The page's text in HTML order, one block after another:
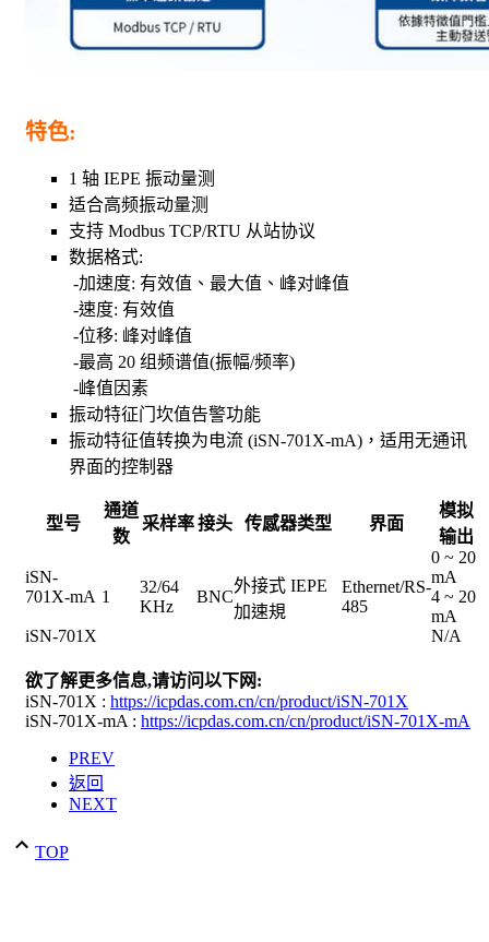
特色:
1 轴 IEPE 振动量测
适合高频振动量测
支持 Modbus TCP/RTU 从站协议
数据格式:
-加速度: 有效值、最大值、峰对峰值
-速度: 有效值
-位移: 峰对峰值
-最高 20 组频谱值(振幅/频率)
-峰值因素
振动特征门坎值告警功能
振动特征值转换为电流 (iSN-701X-mA)，适用无通讯
界面的控制器
型号
通道
数
采样率接头 传感器类型 界面
模拟
输出
iSN-
701X-mA 1
32/64
KHz
BNC
外接式 IEPE
加速規
Ethernet/RS-
485
0 ~ 20
mA
4 ~ 20
mA
iSN-701X
N/A
欲了解更多信息,请访问以下网:
iSN-701X : https://icpdas.com.cn/cn/product/iSN-701X
iSN-701X-mA : https://icpdas.com.cn/cn/product/iSN-701X-mA
PREV
返回
NEXT
TOP